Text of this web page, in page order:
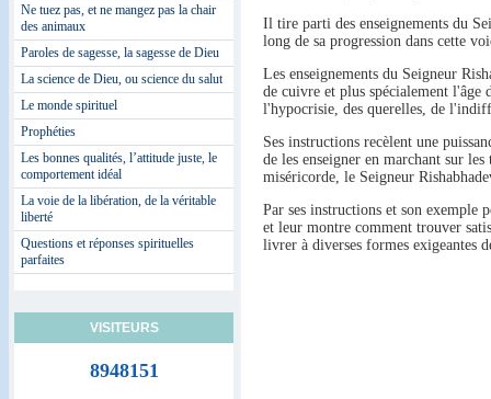
Il tire parti des enseignements du
long de sa progression dans cette
Les enseignements du Seigneur
de cuivre et plus spécialement l'âge
l'hypocrisie, des querelles, de
Ses instructions recèlent une
de les enseigner en marchant sur
miséricorde, le Seigneur
Par ses instructions et son exemple
et leur montre comment trouver
livrer à diverses formes exigeantes
Ne tuez pas, et ne mangez pas la chair
des animaux
Paroles de sagesse, la sagesse de Dieu
La science de Dieu, ou science du salut
Le monde spirituel
Prophéties
Les bonnes qualités, l’attitude juste, le
comportement idéal
La voie de la libération, de la véritable
liberté
Questions et réponses spirituelles
parfaites
VISITEURS
8948151